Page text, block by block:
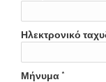
Ηλεκτρονικό
Μήνυμα *